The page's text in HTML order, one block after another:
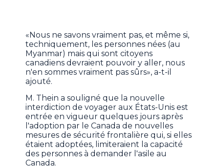
«Nous ne savons vraiment pas, et même si,
techniquement, les personnes nées (au
Myanmar) mais qui sont citoyens
canadiens devraient pouvoir y aller, nous
n'en sommes vraiment pas sûrs», a-t-il
ajouté.
M. Thein a souligné que la nouvelle
interdiction de voyager aux États-Unis est
entrée en vigueur quelques jours après
l'adoption par le Canada de nouvelles
mesures de sécurité frontalière qui, si elles
étaient adoptées, limiteraient la capacité
des personnes à demander l'asile au
Canada.